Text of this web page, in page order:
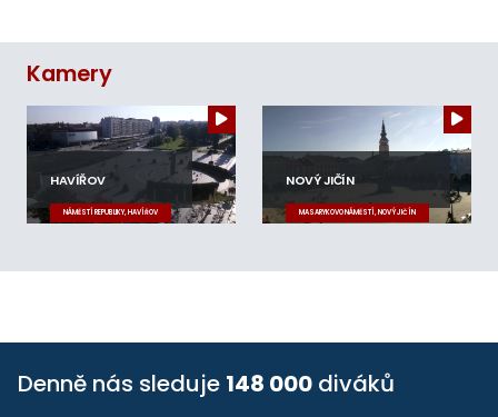
Kamery
HAVÍŘOV
NÁMĚSTÍ REPUBLIKY, HAVÍŘOV
NOVÝ JIČÍN
MASARYKOVO NÁMĚSTÍ, NOVÝ JIČÍN
Denně nás sleduje 148 000 diváků